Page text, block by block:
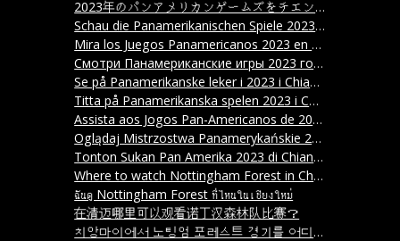
2023年のパンアメリカンゲームズをチエンマイで観戦しましょう。 (Nisen nijūsan-nen no Pan Amerikan Gēmuzu o Chienmai de kanshin shimashou.)
Schau die Panamerikanischen Spiele 2023 in Chiang Mai an.
Mira los Juegos Panamericanos 2023 en Chiang Mai.
Смотри Панамериканские игры 2023 года в Чиангмае
Se på Panamerikanske leker i 2023 i Chiang Mai
Titta på Panamerikanska spelen 2023 i Chiang Mai.
Assista aos Jogos Pan-Americanos de 2023 em Chiang Mai
Oglądaj Mistrzostwa Panamerykańskie 2023 w Chiang Mai
Tonton Sukan Pan Amerika 2023 di Chiang Mai.
Where to watch Nottingham Forest in Chiang Mai?
ฉันดู Nottingham Forest ที่ไหนในเชียงใหม่
在清迈哪里可以观看诺丁汉森林队比赛？
치앙마이에서 노팅엄 포레스트 경기를 어디서 볼 수 있나요